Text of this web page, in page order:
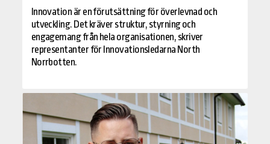
Innovation är en förutsättning för överlevnad och
utveckling. Det kräver struktur, styrning och
engagemang från hela organisationen, skriver
representanter för Innovationsledarna North
Norrbotten.